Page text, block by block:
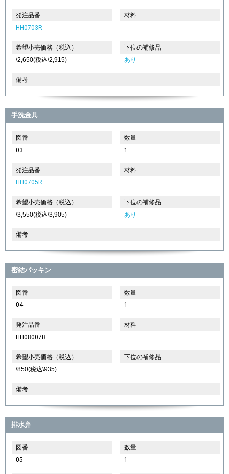
発注品番
HH0703R
材料
希望小売価格（税込）
\2,650(税込\2,915)
下位の補修品
あり
備考
手洗金具
図番
03
数量
1
発注品番
HH0705R
材料
希望小売価格（税込）
\3,550(税込\3,905)
下位の補修品
あり
備考
密結パッキン
図番
04
数量
1
発注品番
HH08007R
材料
希望小売価格（税込）
\850(税込\935)
下位の補修品
備考
排水弁
図番
05
数量
1